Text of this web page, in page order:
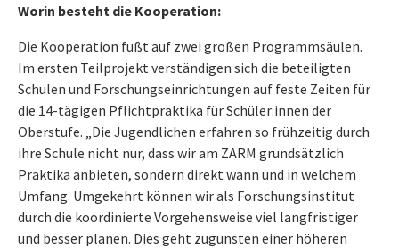
Worin besteht die Kooperation:
Die Kooperation fußt auf zwei großen Programmsäulen.
Im ersten Teilprojekt verständigen sich die beteiligten
Schulen und Forschungseinrichtungen auf feste Zeiten für
die 14-tägigen Pflichtpraktika für Schüler:innen der
Oberstufe. „Die Jugendlichen erfahren so frühzeitig durch
ihre Schule nicht nur, dass wir am ZARM grundsätzlich
Praktika anbieten, sondern direkt wann und in welchem
Umfang. Umgekehrt können wir als Forschungsinstitut
durch die koordinierte Vorgehensweise viel langfristiger
und besser planen. Dies geht zugunsten einer höheren